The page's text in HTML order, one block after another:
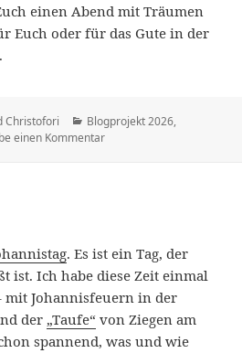
einen Abend mit Träumen
Euch oder für das Gute in der
Christofori Kategorien
Blogprojekt 2026,
einen Kommentar
. Es ist ein Tag, der
ist. Ich habe diese Zeit einmal
mit Johannisfeuern in der
der „Taufe“ von Ziegen am
spannend, was und wie